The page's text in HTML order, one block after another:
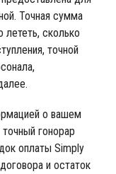
Точная сумма
лететь, сколько
точной
о вашем
гонорар
оплаты Simply
и остаток